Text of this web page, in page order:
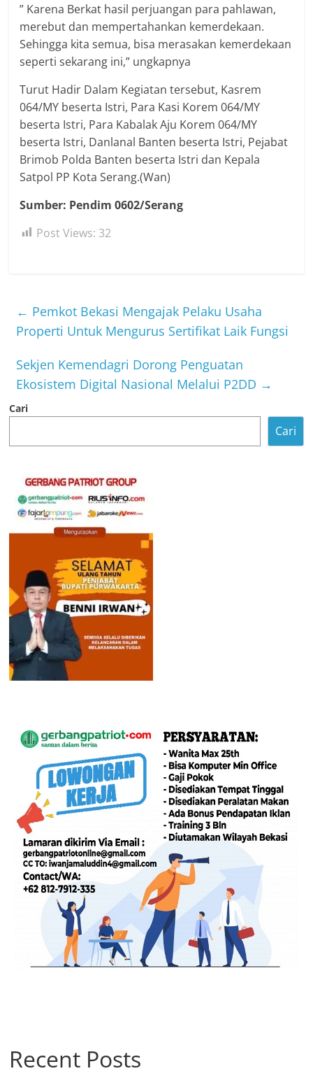
” Karena Berkat hasil perjuangan para pahlawan,
merebut dan mempertahankan kemerdekaan.
Sehingga kita semua, bisa merasakan kemerdekaan
seperti sekarang ini,” ungkapnya
Turut Hadir Dalam Kegiatan tersebut, Kasrem
064/MY beserta Istri, Para Kasi Korem 064/MY
beserta Istri, Para Kabalak Aju Korem 064/MY
beserta Istri, Danlanal Banten beserta Istri, Pejabat
Brimob Polda Banten beserta Istri dan Kepala
Satpol PP Kota Serang.(Wan)
Sumber: Pendim 0602/Serang
Post Views: 32
← Pemkot Bekasi Mengajak Pelaku Usaha
Properti Untuk Mengurus Sertifikat Laik Fungsi
Sekjen Kemendagri Dorong Penguatan
Ekosistem Digital Nasional Melalui P2DD →
Cari
Cari
Recent Posts